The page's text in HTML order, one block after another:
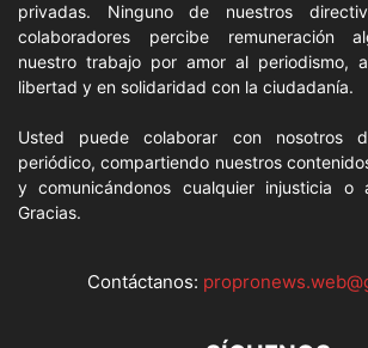
privadas. Ninguno de nuestros
colaboradores percibe remuneración
nuestro trabajo por amor al
libertad y en solidaridad con la ciudadanía.
Usted puede colaborar con nosotros
periódico, compartiendo nuestros
y comunicándonos cualquier injusticia o
Gracias.
Contáctanos: